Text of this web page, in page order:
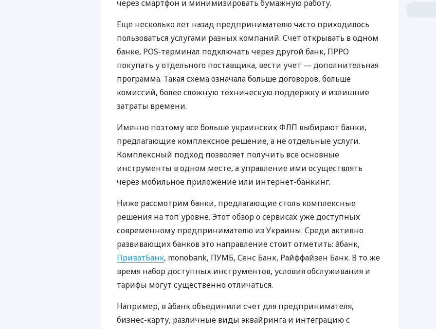
через смартфон и минимизировать бумажную работу.
Еще несколько лет назад предпринимателю часто приходилось
пользоваться услугами разных компаний. Счет открывать в одном
банке, POS-терминал подключать через другой банк, ПРРО
покупать у отдельного поставщика, вести учет — дополнительная
программа. Такая схема означала больше договоров, больше
комиссий, более сложную техническую поддержку и излишние
затраты времени.
Именно поэтому все больше украинских ФЛП выбирают банки,
предлагающие комплексное решение, а не отдельные услуги.
Комплексный подход позволяет получить все основные
инструменты в одном месте, а управление ими осуществлять
через мобильное приложение или интернет-банкинг.
Ниже рассмотрим банки, предлагающие столь комплексные
решения на топ уровне. Этот обзор о сервисах уже доступных
современному предпринимателю из Украины. Среди активно
развивающих банков это направление стоит отметить: àбанк,
ПриватБанк, monobank, ПУМБ, Сенс Банк, Райффайзен Банк. В то же
время набор доступных инструментов, условия обслуживания и
тарифы могут существенно отличаться.
Например, в àбанк объединили счет для предпринимателя,
бизнес-карту, различные виды эквайринга и интеграцию с